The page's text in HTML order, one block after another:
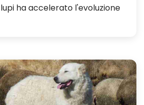
ha accelerato l'evoluzione